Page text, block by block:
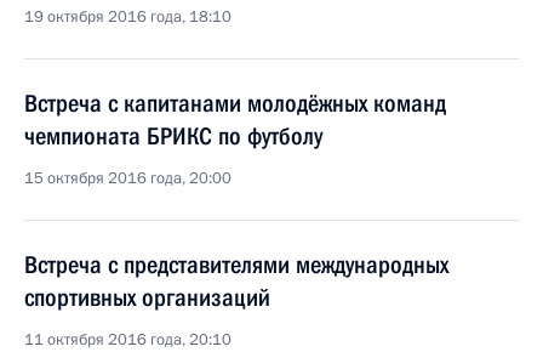
19 октября 2016 года, 18:10
Встреча с капитанами молодёжных команд
чемпионата БРИКС по футболу
15 октября 2016 года, 20:00
Встреча с представителями международных
спортивных организаций
11 октября 2016 года, 20:10